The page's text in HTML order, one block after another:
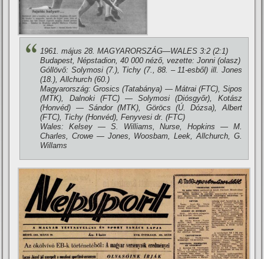
1961. május 28. MAGYARORSZÁG—WALES 3:2 (2:1)
Budapest, Népstadion, 40 000 néző, vezette: Jonni (olasz)
Góllövő: Solymosi (7.), Tichy (7., 88. – 11-esből) ill. Jones
(18.), Allchurch (60.)
Magyarország: Grosics (Tatabánya) — Mátrai (FTC), Sipos
(MTK), Dalnoki (FTC) — Solymosi (Diósgyőr), Kotász
(Honvéd) — Sándor (MTK), Göröcs (Ú. Dózsa), Albert
(FTC), Tichy (Honvéd), Fenyvesi dr. (FTC)
Wales: Kelsey — S. Williams, Nurse, Hopkins — M.
Charles, Crowe — Jones, Woosbam, Leek, Allchurch, G.
Willams